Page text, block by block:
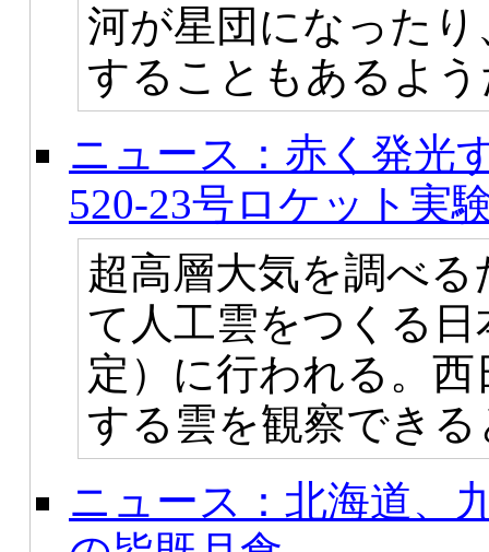
河が星団になった
することもあるよ
ニュース：赤く発光
520-23号ロケット実
超高層大気を調べ
て人工雲をつくる
定）に行われる。
する雲を観察でき
ニュース：北海道、